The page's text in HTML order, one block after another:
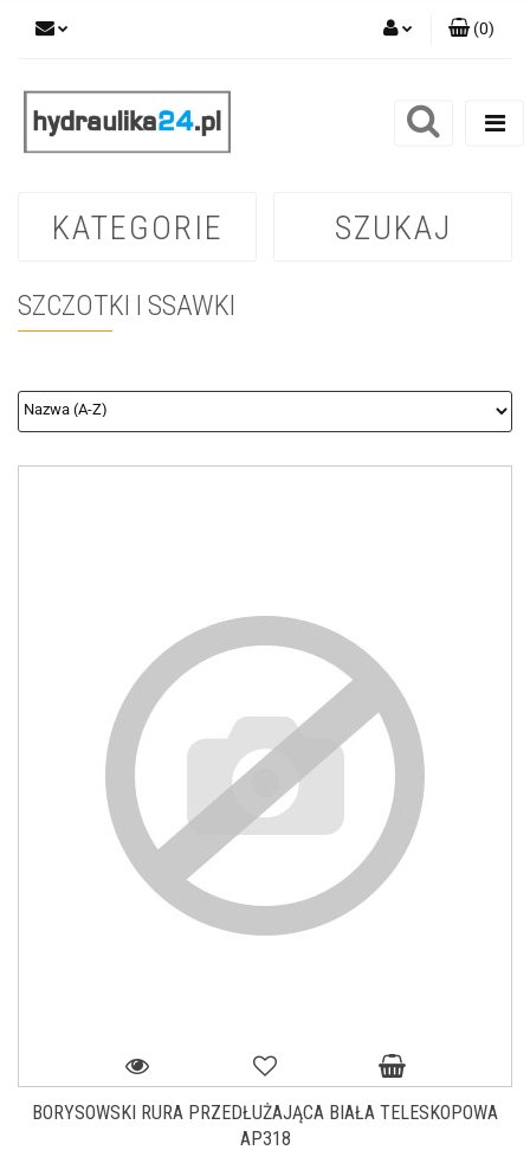
Zarejestruj się
(0)
KATEGORIE SZUKAJ
SZCZOTKI I SSAWKI
BORYSOWSKI RURA PRZEDŁUŻAJĄCA BIAŁA TELESKOPOWA
AP318